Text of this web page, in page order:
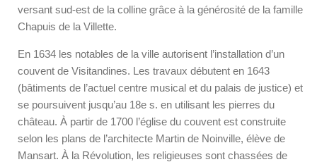
versant sud-est de la colline grâce à la générosité de la famille
Chapuis de la Villette.
En 1634 les notables de la ville autorisent l’installation d’un
couvent de Visitandines. Les travaux débutent en 1643
(bâtiments de l’actuel centre musical et du palais de justice) et
se poursuivent jusqu’au 18e s. en utilisant les pierres du
château. À partir de 1700 l’église du couvent est construite
selon les plans de l’architecte Martin de Noinville, élève de
Mansart. À la Révolution, les religieuses sont chassées de